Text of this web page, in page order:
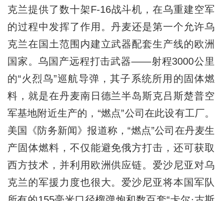
克兰提供了数十架F-16战斗机，在乌重建空军
的过程中发挥了作用。丹麦还是第一个允许乌
克兰在国土范围内建立武器配套生产线的欧洲
国家。乌国产远程打击武器——射程3000公里
的“火烈鸟”巡航导弹，其子系统所用的固体燃
料，就是在丹麦南日德兰半岛斯克吕斯楚普空
军基地附近生产的，“燃点”公司在此设有工厂。
美国《防务新闻》报道称，“燃点”公司在丹麦生
产固体燃料，不仅能避免俄方打击，还可获取
西方技术，并利用欧洲供应链。爱沙尼亚对乌
克兰的军援力度也很大。爱沙尼亚将本国军队